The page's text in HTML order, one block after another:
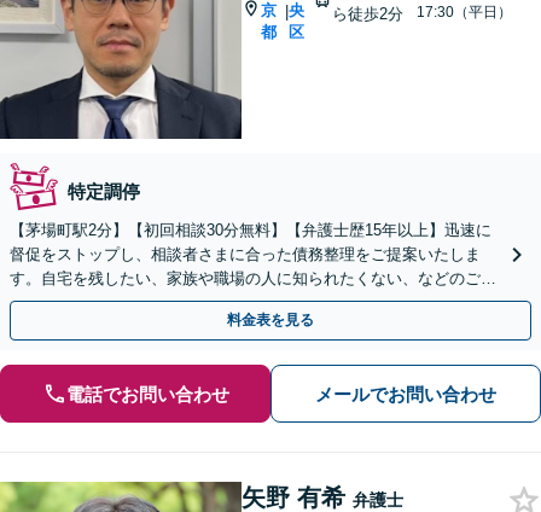
京
都
|央
区
ら徒歩2分
17:30（平日）
特定調停
【茅場町駅2分】【初回相談30分無料】【弁護士歴15年以上】迅速に
督促をストップし、相談者さまに合った債務整理をご提案いたしま
す。自宅を残したい、家族や職場の人に知られたくない、などのご希
望があればぜひご相談ください。
料金表を見る
電話でお問い合わせ メールでお問い合わせ
矢野 有希 弁護士